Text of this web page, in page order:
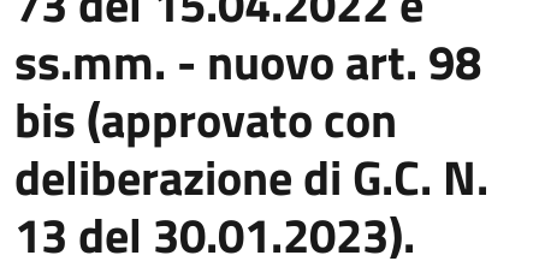
ss.mm. - nuovo art. 98
bis (approvato con
deliberazione di G.C. N.
13 del 30.01.2023).